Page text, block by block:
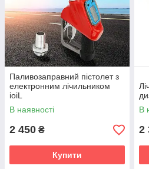
Паливозаправний пістолет з
електронним лічильником
ioiL
В наявності
2 450 ₴
Купити
В
2